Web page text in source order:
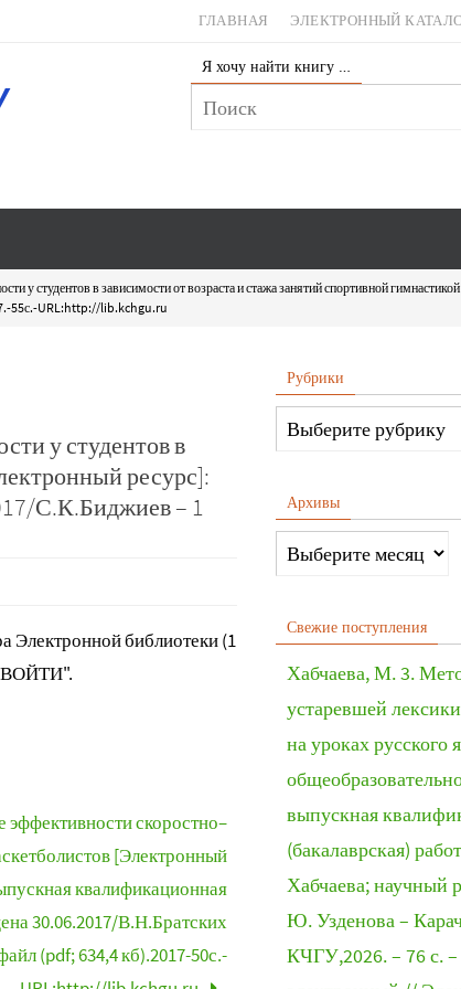
ГЛАВНАЯ ЭЛЕКТРОННЫЙ
Я хочу найти книгу …
у студентов в зависимости от возраста и стажа занятий спортивной
55с.-URL:http://lib.kchgu.ru
у студентов в
ресурс]:
С.К.Биджиев – 1
Электронной библиотеки (1
"ВОЙТИ".
скоростно–
[Электронный
квалификационная
30.06.2017/В.Н.Братских
(pdf; 634,4 кб).2017-50с.-
Рубрики
Архивы
Свежие поступления
Хабчаева, М. 3.
устаревшей
на уроках русского
выпускная
(бакалаврская)
Хабчаева; научный
Ю. Узденова –
КЧГУ,2026. – 76 с. –